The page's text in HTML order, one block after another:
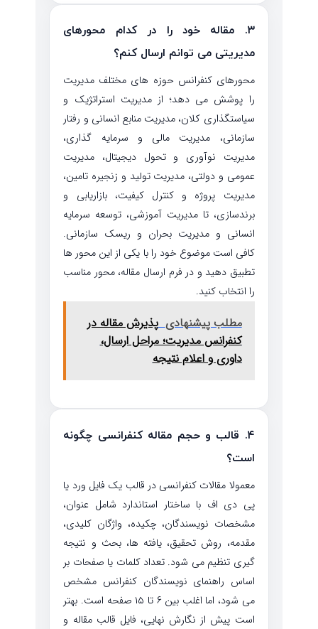
۳. مقاله خود را در کدام محورهای
مدیریتی می توانم ارسال کنم؟
محورهای کنفرانس حوزه های مختلف مدیریت
را پوشش می دهد؛ از مدیریت استراتژیک و
سیاستگذاری کلان، مدیریت منابع انسانی و رفتار
سازمانی، مدیریت مالی و سرمایه گذاری،
مدیریت نوآوری و تحول دیجیتال، مدیریت
عمومی و دولتی، مدیریت تولید و زنجیره تامین،
مدیریت پروژه و کنترل کیفیت، بازاریابی و
برندسازی، تا مدیریت آموزشی، توسعه سرمایه
انسانی و مدیریت بحران و ریسک سازمانی.
کافی است موضوع خود را با یکی از این محور ها
تطبیق دهید و در فرم ارسال مقاله، محور مناسب
را انتخاب کنید.
مطلب پیشنهادی پذیرش مقاله در
کنفرانس مدیریت؛ مراحل ارسال،
داوری و اعلام نتیجه
۴. قالب و حجم مقاله کنفرانسی چگونه
است؟
معمولا مقالات کنفرانسی در قالب یک فایل ورد یا
پی دی اف با ساختار استاندارد شامل عنوان،
مشخصات نویسندگان، چکیده، واژگان کلیدی،
مقدمه، روش تحقیق، یافته ها، بحث و نتیجه
گیری تنظیم می شود. تعداد کلمات یا صفحات بر
اساس راهنمای نویسندگان کنفرانس مشخص
می شود، اما اغلب بین ۶ تا ۱۵ صفحه است. بهتر
است پیش از نگارش نهایی، فایل قالب مقاله و